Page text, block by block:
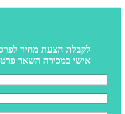
לקבלת הצעת מחיר
אישי במכירה השאר